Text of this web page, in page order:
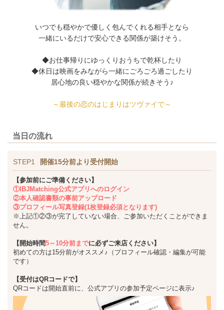
いつでも穏やかで優しく包んでくれる相手となら
一緒にいるだけで安心できる関係が築けそう。
◆お仕事帰りにゆっくりおうちで乾杯したり
◆休日は映画をみながら一緒にごろごろ過ごしたり
居心地の良い穏やかな関係が続きそう♪
～最後の恋のはじまりはツヴァイで～
当日の流れ
STEP1 開催15分前より受付開始
【参加前にご準備ください】
①IBJMatching公式アプリへのログイン
②本人確認書類の事前アップロード
③プロフィール写真登録(1枚登録必須となります)
※上記①②③が完了していない場合、ご参加いただくことができま
せん。
【開始時間5～10分前までに必ずご来店ください】
初めての方は15分前がオススメ♪（プロフィール確認・編集が可能
です）
【受付はQRコードで】
QRコードは開始直前に、公式アプリの参加予定ページに表示♪